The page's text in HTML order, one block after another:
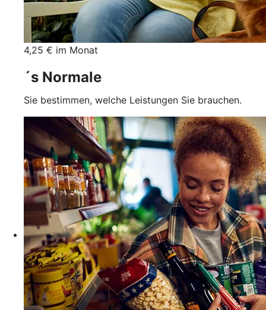
4,25 € im Monat
´s Normale
Sie bestimmen, welche Leistungen Sie brauchen.